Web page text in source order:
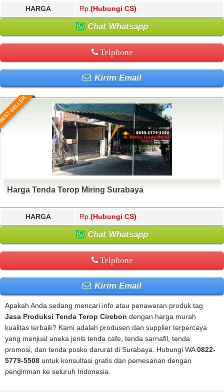
HARGA Rp. (Hubungi CS)
Chat Whatsapp
Telphone
Kirim Email
SELLER
Harga Tenda Terop Miring Surabaya
HARGA Rp. (Hubungi CS)
Chat Whatsapp
Telphone
Kirim Email
Apakah Anda sedang mencari info atau penawaran produk tag
Jasa Produksi Tenda Terop Cirebon dengan harga murah
kualitas terbaik? Kami adalah produsen dan supplier terpercaya
yang menjual aneka jenis tenda cafe, tenda sarnafil, tenda
promosi, dan tenda posko darurat di Surabaya. Hubungi WA0822-
5779-5508 untuk konsultasi gratis dan pemesanan dengan
pengiriman ke seluruh Indonesia.